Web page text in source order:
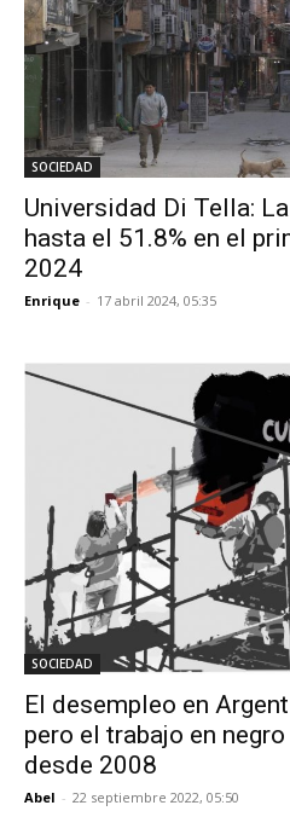
SOCIEDAD
Universidad Di Tella:
hasta el 51.8% en el
2024
Enrique - 17 abril 2024, 05:35
SOCIEDAD
El desempleo en
pero el trabajo en
desde 2008
Abel - 22 septiembre 2022, 05:50